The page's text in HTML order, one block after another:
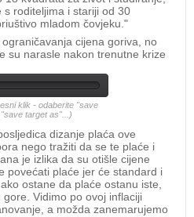
roditeljima i stariji od 30
mladom čovjeku."
cijena goriva, no
su narasle nakon trenutne krize
klik - odaberite "save
target as"...)
dizanje plaća ove
nego tražiti da se te plaće i
je izlika da su otišle cijene
povećati plaće jer će standard i
ostane da plaće ostanu iste,
Vidimo po ovoj inflaciji
a možda zanemarujemo